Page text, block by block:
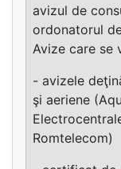
avizul de
ordonatorul
Avize care se
- avizele
şi aeriene
Romtelecom)